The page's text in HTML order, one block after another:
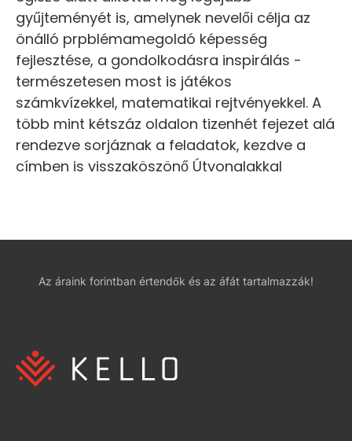
gyűjteményét is, amelynek nevelői célja az
önálló prpblémamegoldó képesség
fejlesztése, a gondolkodásra inspirálás -
természetesen most is játékos
számkvízekkel, matematikai rejtvényekkel. A
több mint kétszáz oldalon tizenhét fejezet alá
rendezve sorjáznak a feladatok, kezdve a
címben is visszaköszönő Útvonalakkal
Az áraink forintban értendők és az áfát tartalmazzák!